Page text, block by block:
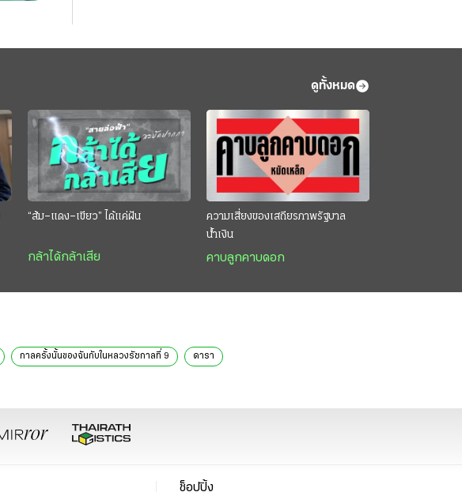
ดูทั้งหมด
“ส้ม–แดง–เขียว” ได้แค่ฝัน
กล้าได้กล้าเสีย
ความเสี่ยงของเสถียรภาพรัฐบาล
น้ำเงิน
คาบลูกคาบดอก
กาลครั้งนั้นของฉันกับในหลวงรัชกาลที่ 9 ดารา
ช็อปปิ้ง